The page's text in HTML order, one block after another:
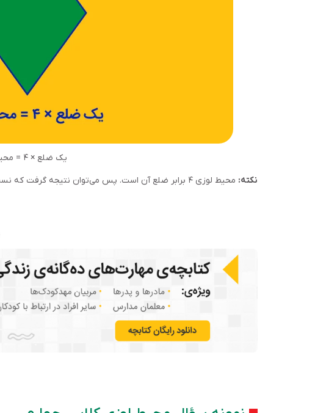
یک ضلع × ۴ = محیط لوزی
نکته: محیط لوزی ۴ برابر ضلع آن است. پس می‌توان نتیجه گرفت که نسبت ضلع به محیط لوزی ۱۴ است.